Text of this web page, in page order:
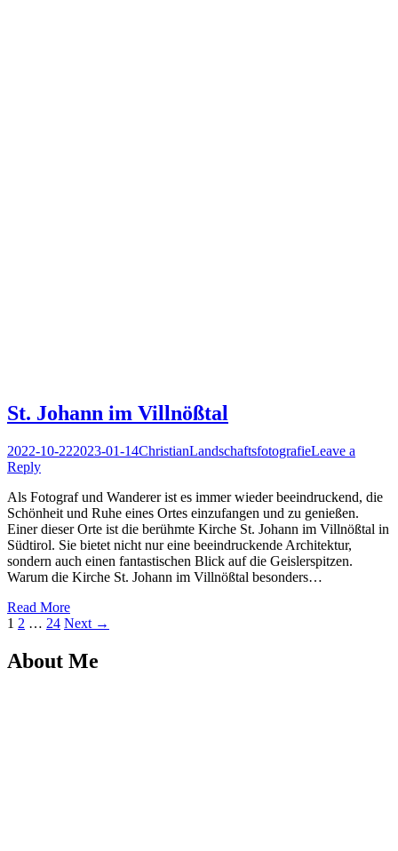
St. Johann im Villnößtal
Posted
on
2022-10-222023-01-14Author
ChristianPosted
LandschaftsfotografieLeave a
Reply
Als Fotograf und Wanderer ist es immer wieder beeindruckend, die
Schönheit und Ruhe eines Ortes einzufangen und zu genießen.
Einer dieser Orte ist die berühmte Kirche St. Johann im Villnößtal in
Südtirol. Sie bietet nicht nur eine beeindruckende Architektur,
sondern auch einen fantastischen Blick auf die Geislerspitzen.
Warum die Kirche St. Johann im Villnößtal besonders…
Read More
Seitennummerierung
der
Beiträge
Page
1 Page
2 … Page
24 Next →
About Me